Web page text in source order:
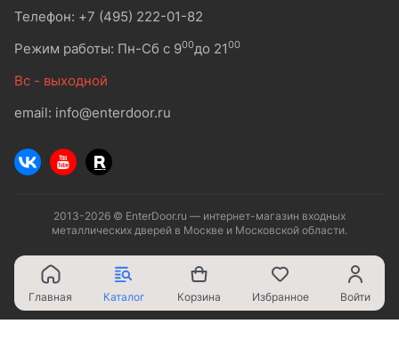
Телефон: +7 (495) 222-01-82
Режим работы: Пн-Сб с 900до 2100
Вс - выходной
email: info@enterdoor.ru
2013-2026 © EnterDoor.ru — интернет-магазин входных
металлических дверей в Москве и Московской области.
Главная Каталог Корзина Избранное Войти